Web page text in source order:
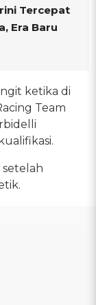
Tercepat
Era Baru
ketika di
Team
setelah